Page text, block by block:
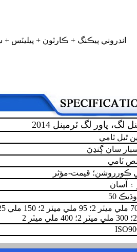
اندروني پيڪنگ + ڪارٽون + پيليٽس +
لگ، پاور لگ ٽرمينل
ٿيل ٽامي
سان ڳنڍڻ
ٽامي
ڪورروشن؛ قيمت-مؤثر
۽ آسان
وڌيڪ
25 ملي ميٽر 2؛ 35 ملي ميٽر 2؛ 50 ملي ميٽر 2؛